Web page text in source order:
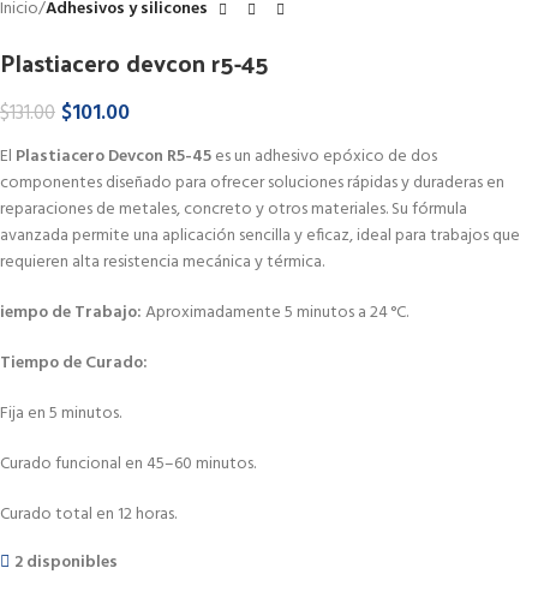
Inicio Adhesivos y silicones
Plastiacero devcon r5-45
$131.00 $101.00
El Plastiacero Devcon R5-45es un adhesivo epóxico de dos
componentes diseñado para ofrecer soluciones rápidas y duraderas en
reparaciones de metales, concreto y otros materiales.Su fórmula
avanzada permite una aplicación sencilla y eficaz, ideal para trabajos que
requieren alta resistencia mecánica y térmica.
iempo de Trabajo:Aproximadamente 5 minutos a 24 °C.
Tiempo de Curado:
Fija en 5 minutos.
Curado funcional en 45–60 minutos.
Curado total en 12 horas.
2 disponibles